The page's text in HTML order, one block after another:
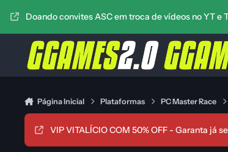
Doando convites ASC em troca de vídeos no YT e
Página Inicial Plataformas PC Master Race
VIP VITALÍCIO COM 50% OFF - Garanta já